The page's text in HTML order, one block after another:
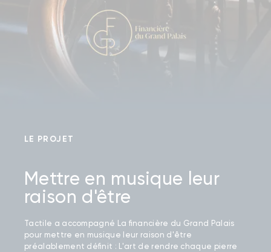
LE PROJET
Mettre en musique leur
raison d'être
Tactile a accompagné La financière du Grand Palais
pour mettre en musique leur raison d'être
préalablement définit : L'art de rendre chaque pierre